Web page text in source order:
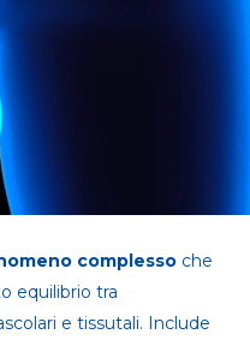
complesso che
equilibrio tra
e tissutali. Include